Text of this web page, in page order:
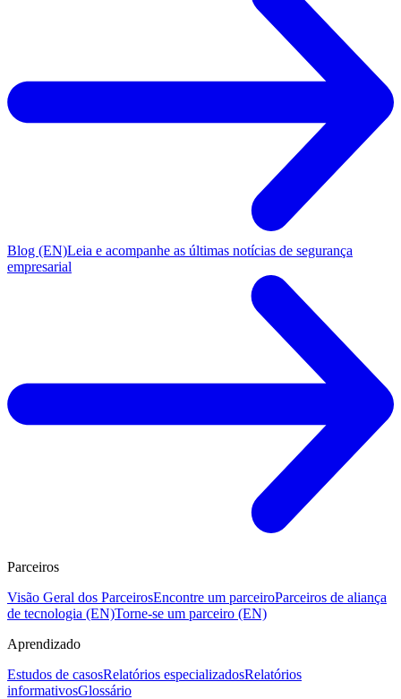
Blog (EN)Leia e acompanhe as últimas notícias de segurança
empresarial
Parceiros
Visão Geral dos ParceirosEncontre um parceiroParceiros de aliança
de tecnologia (EN)Torne-se um parceiro (EN)
Aprendizado
Estudos de casosRelatórios especializadosRelatórios
informativosGlossário